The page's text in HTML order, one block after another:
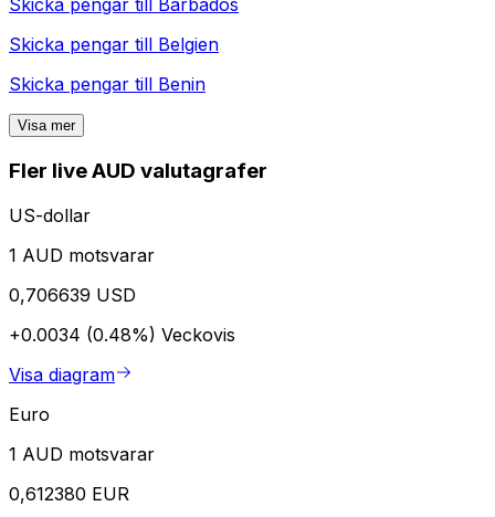
Skicka pengar till
Barbados
Skicka pengar till Belgien
Skicka pengar till Benin
Visa mer
Fler live AUD valutagrafer
US-dollar
1 AUD motsvarar
0,706639 USD
+0.0034 (0.48%) Veckovis
Visa diagram
Euro
1 AUD motsvarar
0,612380 EUR